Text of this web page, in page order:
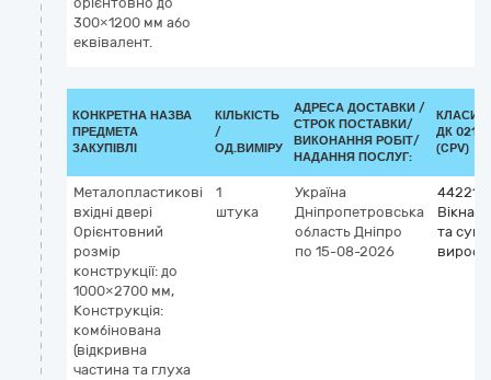
300×1200 мм або
еквівалент.
КОНКРЕТНА НАЗВА
ПРЕДМЕТА
ЗАКУПІВЛІ
КІЛЬКІСТЬ
/
ОД.ВИМІРУ
АДРЕСА ДОСТАВКИ /
СТРОК ПОСТАВКИ/
ВИКОНАННЯ РОБІТ/
НАДАННЯ ПОСЛУГ:
ДК
(CPV)
Металопластикові
вхідні двері
Орієнтовний
розмір
конструкції: до
1000×2700 мм,
Конструкція:
комбінована
(відкривна
частина та глуха
1
штука
Україна
Дніпропетровська
область Дніпро
по 15-08-2026
Вікна,
та
вироби